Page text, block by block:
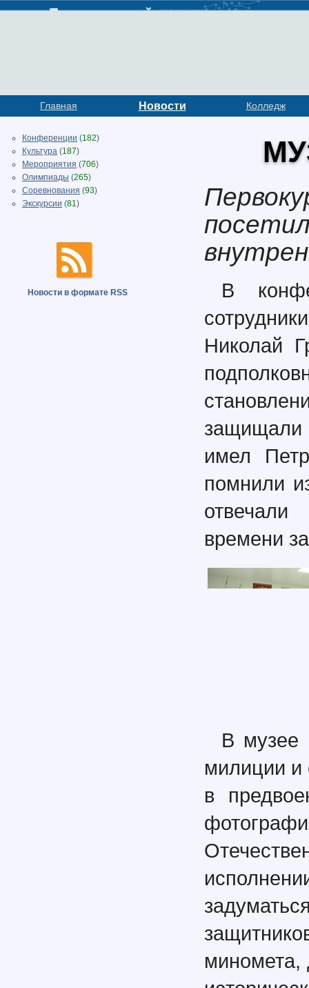
Главная Новости Колледж
Конференции (182)
Культура (187)
Мероприятия (706)
Олимпиады (265)
Соревнования (93)
Экскурсии (81)
Новости в формате RSS
В
Николай
защищали
имел
помнили
времени
В музее
милиции и
в
миномета,